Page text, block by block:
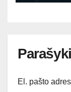
El. pašto